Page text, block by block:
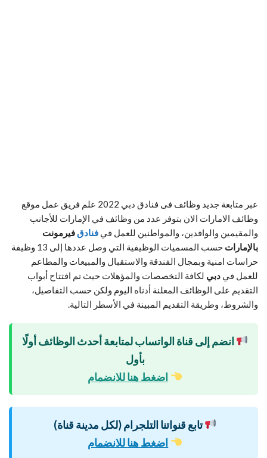
عبر متابعة جديد وظائف فى فنادق دبي 2022 علم فريق عمل موقع
وظائف الامارات الان بتوفر عدد من وظائف في الإمارات للأجانب
والمقيمين والوافدين، والمواطنين للعمل في فنادقفيرمونت
بالإمارات
حسب المسميات الوظيفية التي وصل عددها إلى 13 وظيفة
حراسات امنية وبمجال الفندقة والاستقبال والمبيعات والمطاعم
للعمل في دبي لكافة التخصصات والمؤهلات حيث تم افتتاح أبواب
التقديم على الوظائف المعلنة أدناه اليوم ولكن حسب التفاصيل،
والشروط، وطريقة التقديم المبينة في الأسطر التالية.
انضم إلى قناة الواتساب لمتابعة أحدث الوظائف أولًا
بأول
اضغط هنا للانضمام
تابع قنواتنا التلجرام (لكل مدينة قناة)
اضغط هنا للانضمام